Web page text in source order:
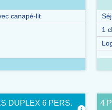
canapé-lit
1
DUPLEX 6 PERS.
4